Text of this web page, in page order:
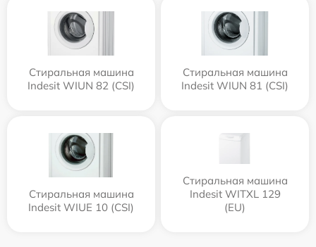
Стиральная машина
Indesit WIUN 82 (CSI)
Стиральная машина
Indesit WIUN 81 (CSI)
Стиральная машина
Indesit WIUE 10 (CSI)
Стиральная машина
Indesit WITXL 129
(EU)